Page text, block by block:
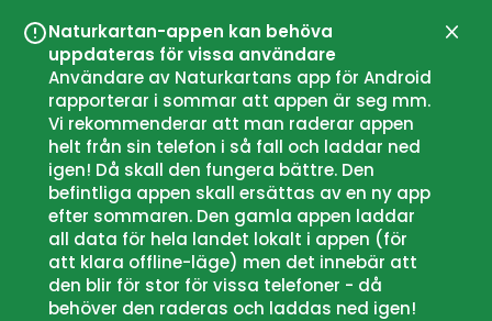
Naturkartan-appen kan behöva
uppdateras för vissa användare
Användare av Naturkartans app för Android
rapporterar i sommar att appen är seg mm.
Vi rekommenderar att man raderar appen
helt från sin telefon i så fall och laddar ned
igen! Då skall den fungera bättre. Den
befintliga appen skall ersättas av en ny app
efter sommaren. Den gamla appen laddar
all data för hela landet lokalt i appen (för
att klara offline-läge) men det innebär att
den blir för stor för vissa telefoner - då
behöver den raderas och laddas ned igen!